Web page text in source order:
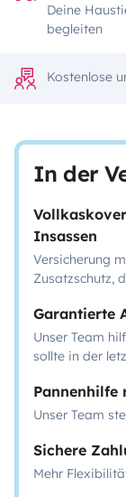
Deine
begleiten
Kostenlose
In der
Insassen
Versicherung
Zusatzschutz,
Garantierte
Unser Team
sollte in der
Pannenhilfe
Unser Team
Sichere
Mehr